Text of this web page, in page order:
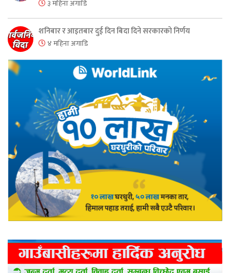
३ महिना अगाडि
शनिबार र आइतबार दुई दिन बिदा दिने सरकारको निर्णय
४ महिना अगाडि